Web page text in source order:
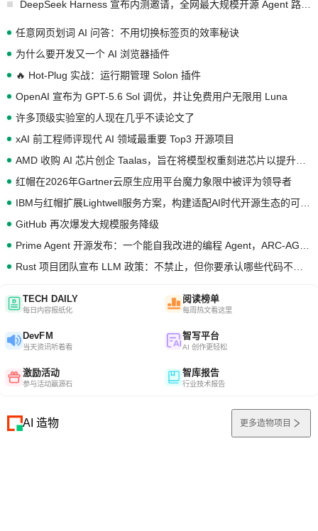
任意网页划词 AI 问答：不用切换标签页的效率秘诀
为什么要开发又一个 AI 浏览器插件
🔥 Hot-Plug 实战：运行期管理 Solon 插件
OpenAI 宣布为 GPT-5.6 Sol 调优，并让免费用户无限用 Luna
许多顶级实验室的人现在几乎不读论文了
xAI 前工程师评现代 AI 领域最重要 Top3 开源项目
红帽在2026年Gartner云原生应用平台魔力象限中被评为领导者
GitHub 再次爆发大规模服务降级
TECH DAILY
每日内容报纸化
阅读榜单
每周热文看这里
DevFM
当天资讯听着看
智写平台
AI 创作更轻松
激励活动
参与活动赢源石
智库报告
行业技术报告
AI 造物 更多造物项目